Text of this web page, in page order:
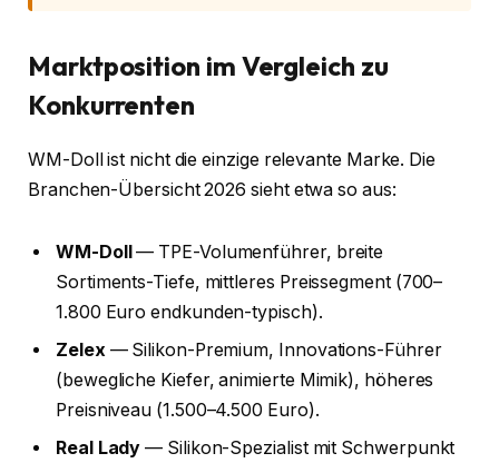
Marktposition im Vergleich zu
Konkurrenten
WM-Doll ist nicht die einzige relevante Marke. Die
Branchen-Übersicht 2026 sieht etwa so aus:
WM-Doll— TPE-Volumenführer, breite
Sortiments-Tiefe, mittleres Preissegment (700–
1.800 Euro endkunden-typisch).
Zelex— Silikon-Premium, Innovations-Führer
(bewegliche Kiefer, animierte Mimik), höheres
Preisniveau (1.500–4.500 Euro).
Real Lady — Silikon-Spezialist mit Schwerpunkt